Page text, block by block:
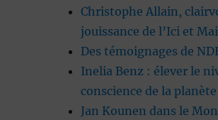
Christophe Allain,
jouissance de l’Ici et
Des témoignages de
Inelia Benz : élever le
conscience de la planète
Jan Kounen dans le